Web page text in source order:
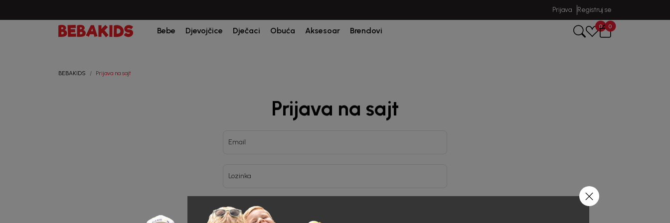
Prijava Registruj se
Bebe Djevojčice Dječaci Obuća Aksesoar Brendovi 0 0
BEBAKIDS Prijava na sajt
Prijava na sajt
Email
Lozinka